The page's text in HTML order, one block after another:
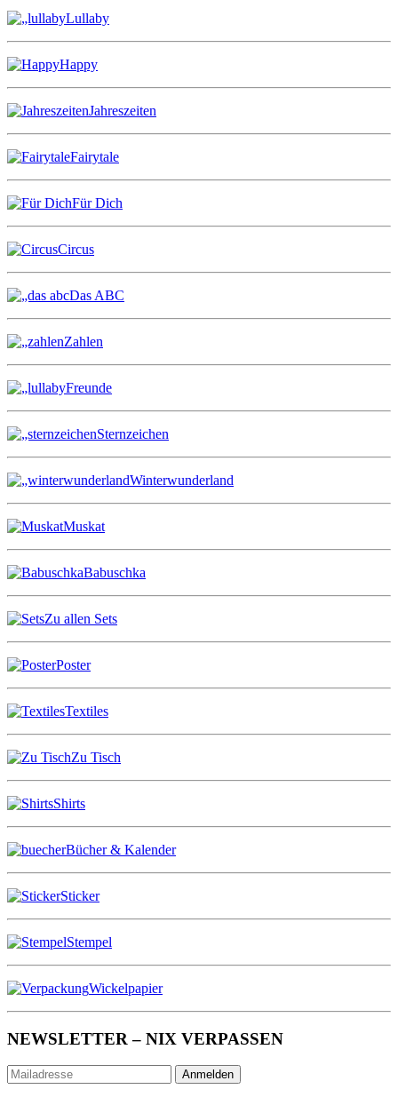
Lullaby
Happy
Jahreszeiten
Fairytale
Für Dich
Circus
Das ABC
Zahlen
Freunde
Sternzeichen
Winterwunderland
Muskat
Babuschka
Zu allen Sets
Poster
Textiles
Zu Tisch
Shirts
Bücher & Kalender
Sticker
Stempel
Wickelpapier
NEWSLETTER – NIX VERPASSEN
Anmelden